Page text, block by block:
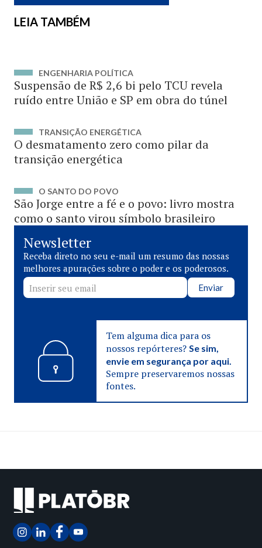
LEIA TAMBÉM
ENGENHARIA POLÍTICA
Suspensão de R$ 2,6 bi pelo TCU revela
ruído entre União e SP em obra do túnel
TRANSIÇÃO ENERGÉTICA
O desmatamento zero como pilar da
transição energética
O SANTO DO POVO
São Jorge entre a fé e o povo: livro mostra
como o santo virou símbolo brasileiro
Newsletter
Receba direto no seu e-mail um resumo das nossas
melhores apurações sobre o poder e os poderosos.
Enviar
Tem alguma dica para os
nossos repórteres? Se sim,
envie em segurança por aqui.
Sempre preservaremos nossas
fontes.